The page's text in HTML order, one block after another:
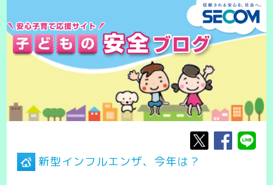
新型インフルエンザ、今年は？